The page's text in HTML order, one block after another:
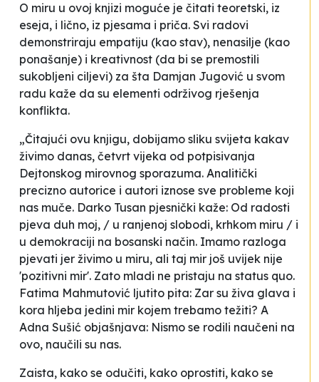
O miru u ovoj knjizi moguće je čitati teoretski, iz
eseja, i lično, iz pjesama i priča. Svi radovi
demonstriraju empatiju (kao stav), nenasilje (kao
ponašanje) i kreativnost (da bi se premostili
sukobljeni ciljevi) za šta Damjan Jugović u svom
radu kaže da su elementi održivog rješenja
konflikta.
„Čitajući ovu knjigu, dobijamo sliku svijeta kakav
živimo danas, četvrt vijeka od potpisivanja
Dejtonskog mirovnog sporazuma. Analitički
precizno autorice i autori iznose sve probleme koji
nas muče. Darko Tusan pjesnički kaže: Od radosti
pjeva duh moj, / u ranjenoj slobodi, krhkom miru / i
u demokraciji na bosanski način. Imamo razloga
pjevati jer živimo u miru, ali taj mir još uvijek nije
'pozitivni mir'. Zato mladi ne pristaju na status quo.
Fatima Mahmutović ljutito pita: Zar su živa glava i
kora hljeba jedini mir kojem trebamo težiti? A
Adna Sušić objašnjava: Nismo se rodili naučeni na
ovo, naučili su nas.
Zaista, kako se odučiti, kako oprostiti, kako se